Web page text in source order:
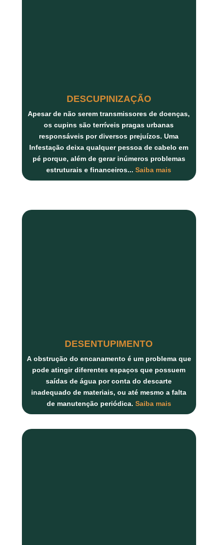
DESCUPINIZAÇÃO
Apesar de não serem transmissores de doenças,
os cupinssão terríveis pragas urbanas
responsáveis por diversos prejuízos. Uma
Infestação deixa qualquer pessoa de cabelo em
pé porque, além de gerar inúmeros problemas
estruturais e financeiros...Saiba mais
DESENTUPIMENTO
A obstrução do encanamento é um problema que
pode atingir diferentes espaços que possuem
saídas de água por conta do descarte
inadequado de materiais, ou até mesmo a falta
de manutenção periódica. Saiba mais